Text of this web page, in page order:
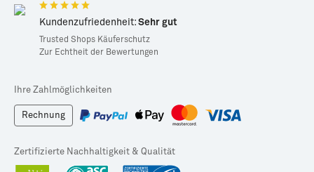
Kundenzufriedenheit: Sehr gut
Trusted Shops Käuferschutz
Zur Echtheit der Bewertungen
Ihre Zahlmöglichkeiten
Rechnung
Zertifizierte Nachhaltigkeit & Qualität